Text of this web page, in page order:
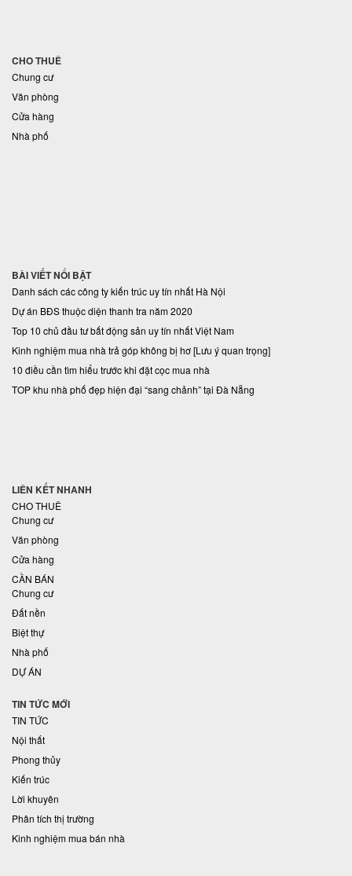
CHO THUÊ
Chung cư
Văn phòng
Cửa hàng
Nhà phố
BÀI VIẾT NỔI BẬT
Danh sách các công ty kiến trúc uy tín nhất Hà Nội
Dự án BĐS thuộc diện thanh tra năm 2020
Top 10 chủ đầu tư bất động sản uy tín nhất Việt Nam
Kinh nghiệm mua nhà trả góp không bị hơ [Lưu ý quan trọng]
10 điều cần tìm hiểu trước khi đặt cọc mua nhà
TOP khu nhà phố đẹp hiện đại “sang chảnh” tại Đà Nẵng
LIÊN KẾT NHANH
CHO THUÊ
Chung cư
Văn phòng
Cửa hàng
CẦN BÁN
Chung cư
Đất nền
Biệt thự
Nhà phố
DỰ ÁN
TIN TỨC MỚI
TIN TỨC
Nội thất
Phong thủy
Kiến trúc
Lời khuyên
Phân tích thị trường
Kinh nghiệm mua bán nhà